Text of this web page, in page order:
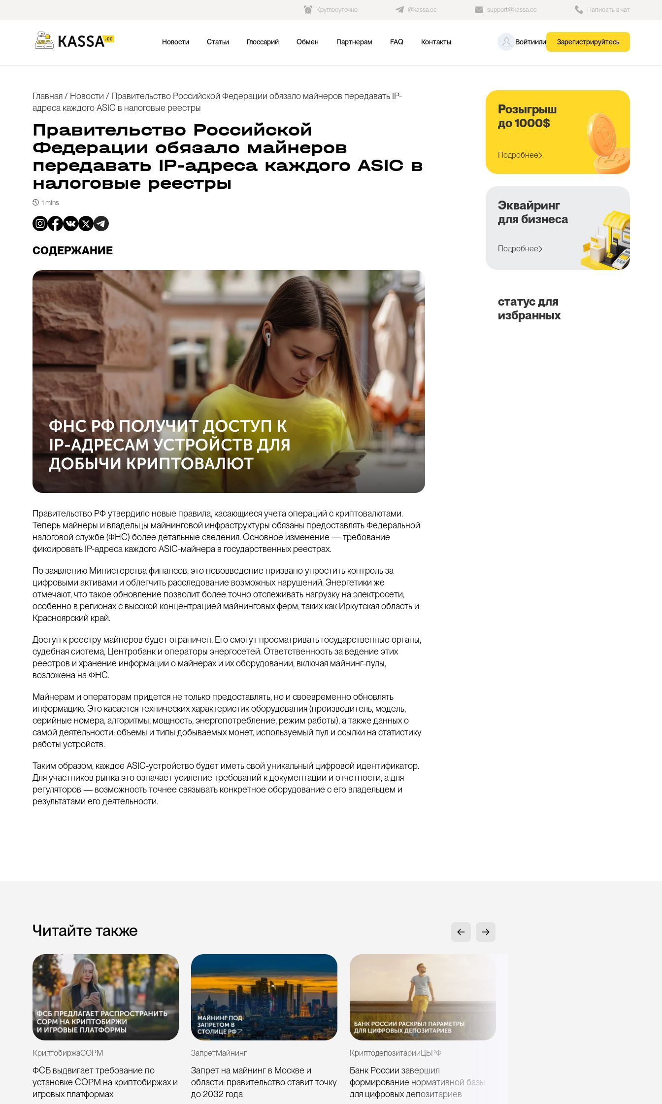
Круглосуточно @kassa.cc support@kassa.cc Написать в чат
Новости Статьи Глоссарий Обмен Партнерам FAQ Контакты Войтиили Зарегистрируйтесь
Главная / Новости / Правительство Российской Федерации обязало майнеров передавать IP-
адреса каждого ASIC в налоговые реестры
Правительство Российской
Федерации обязало майнеров
передавать IP-адреса каждого ASIC в
налоговые реестры
1 mins
СОДЕРЖАНИЕ
Правительство РФ утвердило новые правила, касающиеся учета операций с криптовалютами.
Теперь майнеры и владельцы майнинговой инфраструктуры обязаны предоставлять Федеральной
налоговой службе (ФНС) более детальные сведения. Основное изменение — требование
фиксировать IP-адреса каждого ASIC-майнера в государственных реестрах.
По заявлению Министерства финансов, это нововведение призвано упростить контроль за
цифровыми активами и облегчить расследование возможных нарушений. Энергетики же
отмечают, что такое обновление позволит более точно отслеживать нагрузку на электросети,
особенно в регионах с высокой концентрацией майнинговых ферм, таких как Иркутская область и
Красноярский край.
Доступ к реестру майнеров будет ограничен. Его смогут просматривать государственные органы,
судебная система, Центробанк и операторы энергосетей. Ответственность за ведение этих
реестров и хранение информации о майнерах и их оборудовании, включая майнинг-пулы,
возложена на ФНС.
Майнерам и операторам придется не только предоставлять, но и своевременно обновлять
информацию. Это касается технических характеристик оборудования (производитель, модель,
серийные номера, алгоритмы, мощность, энергопотребление, режим работы), а также данных о
самой деятельности: объемы и типы добываемых монет, используемый пул и ссылки на статистику
работы устройств.
Таким образом, каждое ASIC-устройство будет иметь свой уникальный цифровой идентификатор.
Для участников рынка это означает усиление требований к документации и отчетности, а для
регуляторов — возможность точнее связывать конкретное оборудование с его владельцем и
результатами его деятельности.
Розыгрыш
до 1000$
Подробнее
Эквайринг
для бизнеса
Подробнее
статус для
избранных
Читайте также
КриптобиржаСОРМ
ФСБ выдвигает требование по
установке СОРМ на криптобиржах и
игровых платформах
ЗапретМайнинг
Запрет на майнинг в Москве и
области: правительство ставит точку
до 2032 года
КриптодепозитарииЦБРФ
Банк России завершил
формирование нормативной базы
для цифровых депозитариев